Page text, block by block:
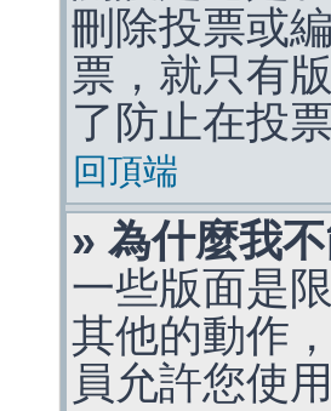
刪除投票或
票，就只有
了防止在投
回頂端
» 為什麼我
一些版面是
其他的動作
員允許您使用